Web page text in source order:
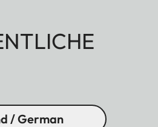
/ German